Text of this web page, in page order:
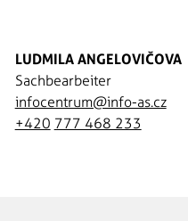
LUDMILA ANGELOVIČOVA
Sachbearbeiter
infocentrum@info-as.cz
+420 777 468 233